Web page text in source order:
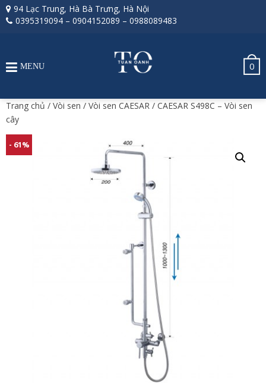
94 Lạc Trung, Hà Bà Trưng, Hà Nội
0395319094 – 0904152089 – 0988089483
0
MENU
Trang chủ / Vòi sen / Vòi sen CAESAR / CAESAR S498C – Vòi sen
cây
- 61%